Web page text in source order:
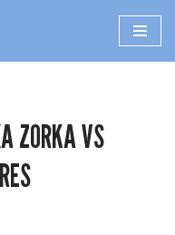
ZORKA VS